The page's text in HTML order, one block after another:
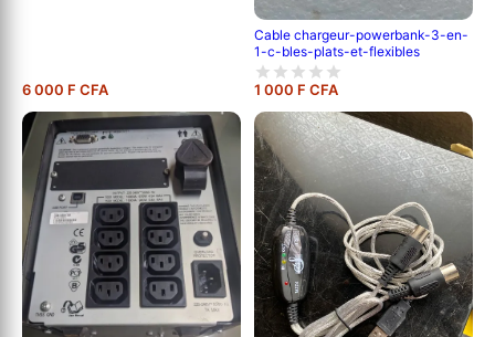
6 000 F CFA
Cable chargeur-powerbank-3-en-
1-c-bles-plats-et-flexibles
1 000 F CFA